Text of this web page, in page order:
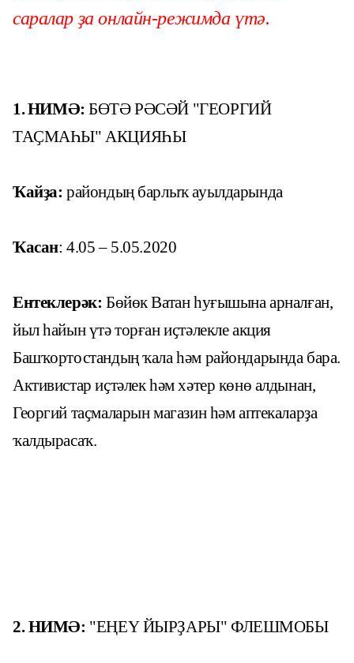
саралар ҙа онлайн-режимда үтә.
1.НИМӘ: БӨТӘ РӘСӘЙ "ГЕОРГИЙ
ТАҪМАҺЫ" АКЦИЯҺЫ
Ҡайҙа: райондың барлыҡ ауылдарында
Ҡасан: 4.05 – 5.05.2020
Ентеклерәк: Бөйөк Ватан һуғышына арналған,
йыл һайын үтә торған иҫтәлекле акция
Башҡортостандың ҡала һәм райондарында бара.
Активистар иҫтәлек һәм хәтер көнө алдынан,
Георгий таҫмаларын магазин һәм аптекаларҙа
ҡалдырасаҡ.
2. НИМӘ: "ЕҢЕҮ ЙЫРҘАРЫ" ФЛЕШМОБЫ